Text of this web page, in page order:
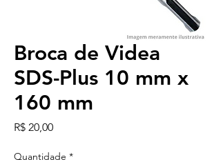
Broca de Videa
SDS-Plus 10 mm x
160 mm
R$ 20,00Preço
Quantidade *